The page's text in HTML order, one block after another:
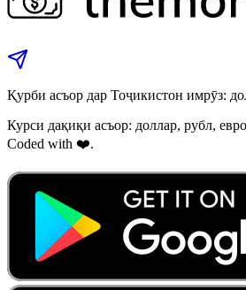
Қурби асъор дар Тоҷикистон имрӯз:
Курси дақиқи асъор: доллар, рубл,
Coded with ❤️.